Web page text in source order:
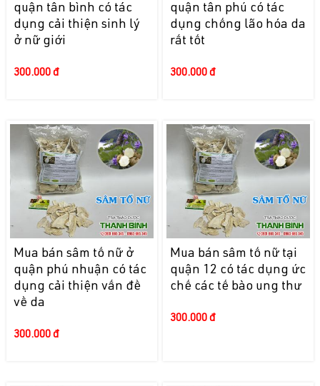
quận tân bình có tác
dụng cải thiện sinh lý
ở nữ giới
300.000 đ
quận tân phú có tác
dụng chống lão hóa da
rất tốt
300.000 đ
Mua bán sâm tố nữ ở
quận phú nhuận có tác
dụng cải thiện vấn đề
về da
300.000 đ
Mua bán sâm tố nữ tại
quận 12 có tác dụng ức
chế các tế bào ung thư
300.000 đ